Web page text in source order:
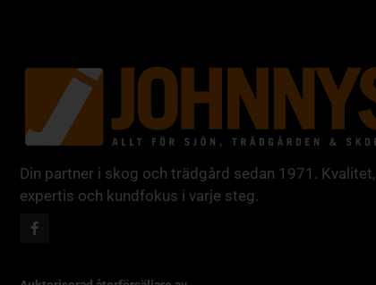
Din partner i skog och trädgård sedan 1971. Kvalitet,
expertis och kundfokus i varje steg.